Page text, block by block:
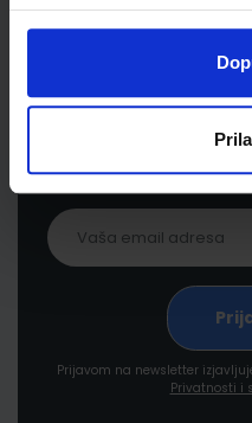
Prijavite se kako bi
proizvodima i
Prijavom na newsletter
Privatnosti i